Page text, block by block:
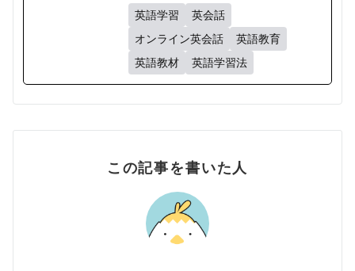
英語学習
英会話
オンライン英会話
英語教育
英語教材
英語学習法
この記事を書いた人